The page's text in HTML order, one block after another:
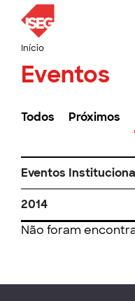
Início
Eventos
Todos Próximos
Eventos
2014
Não foram